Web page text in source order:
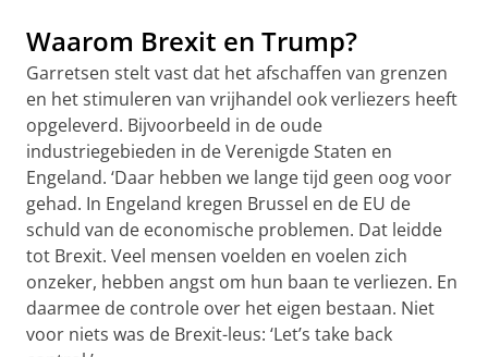
Waarom Brexit en Trump?
Garretsen stelt vast dat het afschaffen van grenzen
en het stimuleren van vrijhandel ook verliezers heeft
opgeleverd. Bijvoorbeeld in de oude
industriegebieden in de Verenigde Staten en
Engeland. ‘Daar hebben we lange tijd geen oog voor
gehad. In Engeland kregen Brussel en de EU de
schuld van de economische problemen. Dat leidde
tot Brexit. Veel mensen voelden en voelen zich
onzeker, hebben angst om hun baan te verliezen. En
daarmee de controle over het eigen bestaan. Niet
voor niets was de Brexit-leus: ‘Let’s take back